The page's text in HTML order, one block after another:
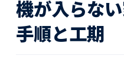
採用情報
機が入らな
手順と工期